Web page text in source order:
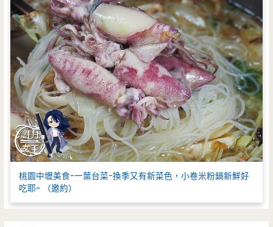
桃園中壢美食-一葉台菜-換季又有新菜色，小卷米粉鍋新鮮好
吃耶~ （邀約）